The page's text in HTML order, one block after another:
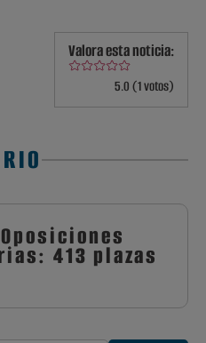
Valora esta noticia:
5.0 (1 votos)
Oposiciones
413 plazas